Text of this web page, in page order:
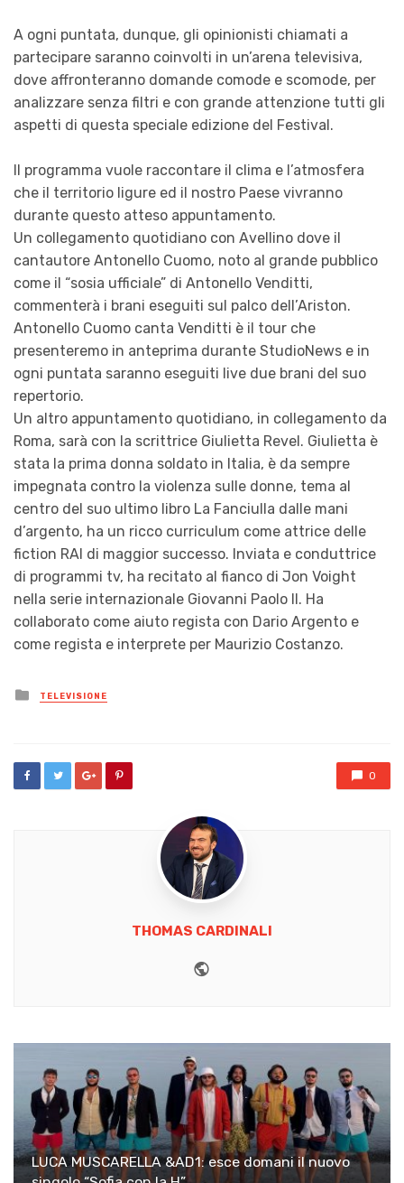
A ogni puntata, dunque, gli opinionisti chiamati a
partecipare saranno coinvolti in un’arena televisiva,
dove affronteranno domande comode e scomode, per
analizzare senza filtri e con grande attenzione tutti gli
aspetti di questa speciale edizione del Festival.
Il programma vuole raccontare il clima e l’atmosfera
che il territorio ligure ed il nostro Paese vivranno
durante questo atteso appuntamento.
Un collegamento quotidiano con Avellino dove il
cantautore Antonello Cuomo, noto al grande pubblico
come il “sosia ufficiale” di Antonello Venditti,
commenterà i brani eseguiti sul palco dell’Ariston.
Antonello Cuomo canta Venditti è il tour che
presenteremo in anteprima durante StudioNews e in
ogni puntata saranno eseguiti live due brani del suo
repertorio.
Un altro appuntamento quotidiano, in collegamento da
Roma, sarà con la scrittrice Giulietta Revel. Giulietta è
stata la prima donna soldato in Italia, è da sempre
impegnata contro la violenza sulle donne, tema al
centro del suo ultimo libro La Fanciulla dalle mani
d’argento, ha un ricco curriculum come attrice delle
fiction RAI di maggior successo. Inviata e conduttrice
di programmi tv, ha recitato al fianco di Jon Voight
nella serie internazionale Giovanni Paolo II. Ha
collaborato come aiuto regista con Dario Argento e
come regista e interprete per Maurizio Costanzo.
Posted
in
TELEVISIONE
0
THOMAS CARDINALI
LUCA MUSCARELLA &AD1: esce domani il nuovo